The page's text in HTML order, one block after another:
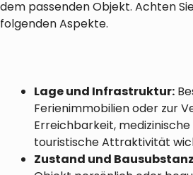
dem passenden Objekt. Achten
folgenden Aspekte.
Lage und Infrastruktur:
Ferienimmobilien oder zur
Erreichbarkeit,
touristische Attraktivität
Zustand und